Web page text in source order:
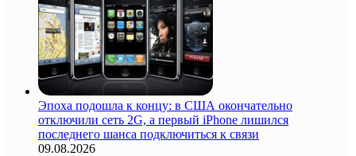
Эпоха подошла к концу: в США окончательно
отключили сеть 2G, а первый iPhone лишился
последнего шанса подключиться к связи
09.08.2026